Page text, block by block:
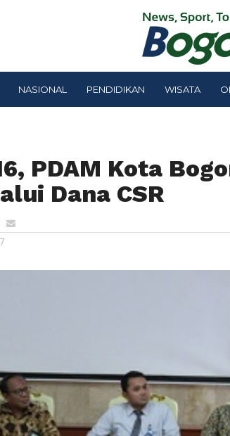
NASIONAL PENDIDIKAN WISATA
PDAM Kota
Dana CSR